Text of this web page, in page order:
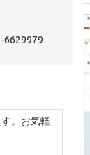
6629979
。お気軽